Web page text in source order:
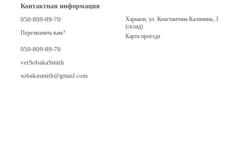
Контактная информация
050-809-89-70
Перезвонить вам?
050-809-89-70
vetSobakaSmith
sobakasmith@gmail.com
Харьков, ул. Константина Калинина, 3
(склад)
Карта проезда